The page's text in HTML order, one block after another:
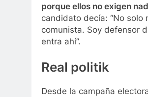
porque ellos no exigen
candidato decía: “No solo
comunista. Soy defensor
entra ahí”.
Real politik
Desde la campaña